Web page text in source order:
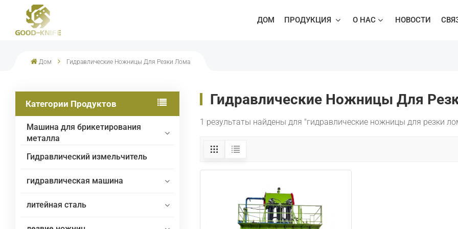
ДОМ ПРОДУКЦИЯ О НАС НОВОСТИ
Дом Гидравлические Ножницы Для Резки Лома
Категории Продуктов
Машина для брикетирования
металла
Гидравлический измельчитель
гидравлическая машина
литейная сталь
Гидравлические Ножницы Для
1 результаты найдены для "гидравлические ножницы для резки